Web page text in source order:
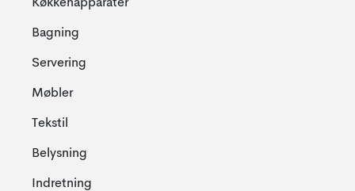
Køkkenapparater
Bagning
Servering
Møbler
Tekstil
Belysning
Indretning